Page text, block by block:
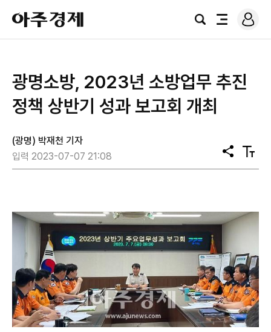
아
주
경
검
전
로
그
광명소방, 2023년 소방업무 추진
정책 상반기 성과 보고회 개최
(광명) 박재천 기자
입력 2023-07-07 21:08
공
유
텍
스